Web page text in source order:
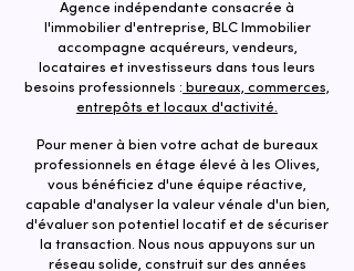
Agence indépendante consacrée à
l'immobilier d'entreprise, BLC Immobilier
accompagne acquéreurs, vendeurs,
locataires et investisseurs dans tous leurs
besoins professionnels : bureaux, commerces,
entrepôts et locaux d'activité.
Pour mener à bien votre achat de bureaux
professionnels en étage élevé à les Olives,
vous bénéficiez d'une équipe réactive,
capable d'analyser la valeur vénale d'un bien,
d'évaluer son potentiel locatif et de sécuriser
la transaction. ​Nous nous appuyons sur un
réseau solide, construit sur des années